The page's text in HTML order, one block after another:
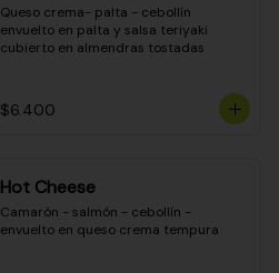
Queso crema- palta - cebollín
envuelto en palta y salsa teriyaki
cubierto en almendras tostadas
$6.400
Hot Cheese
Camarón - salmón - cebollín -
envuelto en queso crema tempura